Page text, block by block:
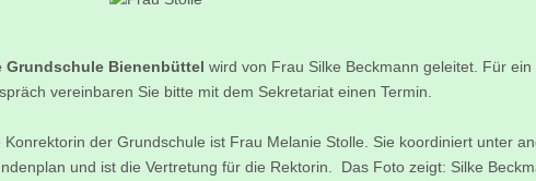
Grundschule Bienenbüttel wird von Frau Silke Beckmann geleitet. Für
vereinbaren Sie bitte mit dem Sekretariat einen Termin.
Konrektorin der Grundschule ist Frau Melanie Stolle. Sie koordiniert unter
und ist die Vertretung für die Rektorin. Das Foto zeigt: Silke